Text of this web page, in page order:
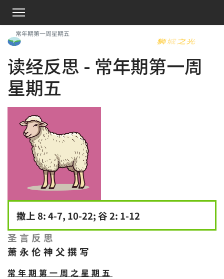
常年期第一周星期五
读经反思 - 常年期第一周
星期五
撒上 8: 4-7, 10-22; 谷 2: 1-12
圣言反思
萧永伦神父撰写
常年期第一周之星期五